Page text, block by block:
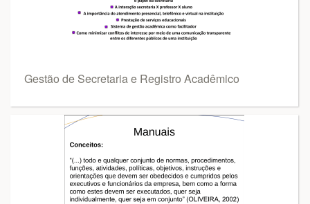
Gestão de Secretaria e Registro Acadêmico